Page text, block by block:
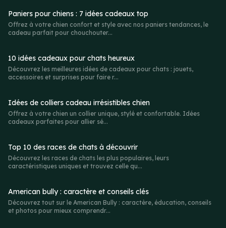
Paniers pour chiens : 7 idées cadeaux top
Offrez à votre chien confort et style avec nos paniers tendances, le
cadeau parfait pour chouchouter...
10 idées cadeaux pour chats heureux
Découvrez les meilleures idées de cadeaux pour chats : jouets,
accessoires et surprises pour faire r...
Idées de colliers cadeau irrésistibles chien
Offrez à votre chien un collier unique, stylé et confortable. Idées
cadeaux parfaites pour allier sé...
Top 10 des races de chats à découvrir
Découvrez les races de chats les plus populaires, leurs
caractéristiques uniques et trouvez celle qu...
American bully : caractère et conseils clés
Découvrez tout sur le American Bully : caractère, éducation, conseils
et photos pour mieux comprendr...